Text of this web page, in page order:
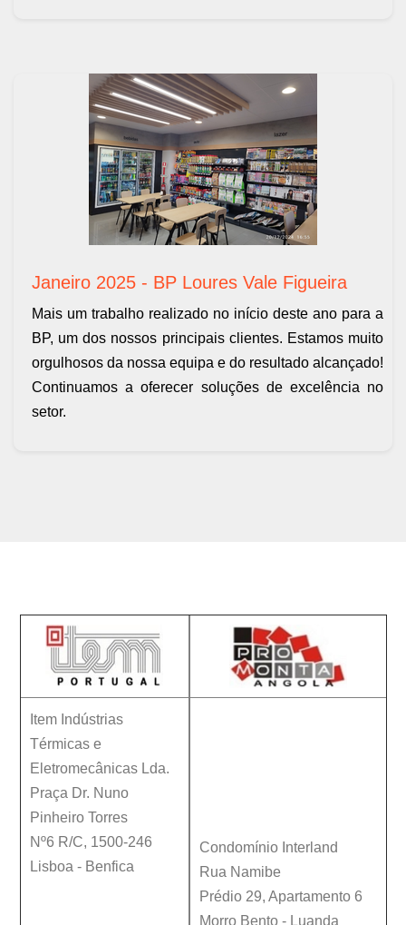
Janeiro 2025 - BP Loures Vale Figueira
Mais um trabalho realizado no início deste ano para a
BP, um dos nossos principais clientes. Estamos muito
orgulhosos da nossa equipa e do resultado alcançado!
Continuamos a oferecer soluções de excelência no
setor.
Item Indústrias
Térmicas e
Eletromecânicas Lda.
Praça Dr. Nuno
Pinheiro Torres
Nº6 R/C, 1500-246
Lisboa - Benfica
Condomínio Interland
Rua Namibe
Prédio 29, Apartamento 6
Morro Bento - Luanda